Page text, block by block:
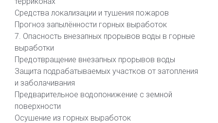
Средства локализации и тушения пожаров
Прогноз запылённости горных выработок
7. Опасность внезапных прорывов воды в горные
выработки
Предотвращение внезапных прорывов воды
Защита подрабатываемых участков от затопления
и заболачивания
Предварительное водопонижение с земной
поверхности
Осушение из горных выработок